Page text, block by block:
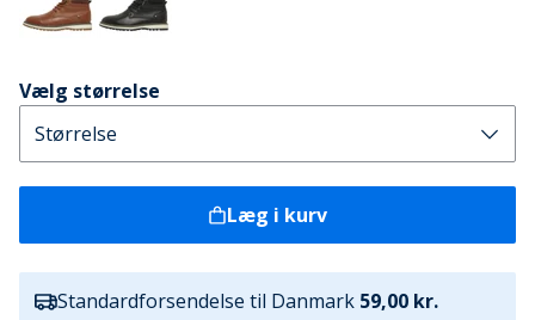
Vælg størrelse
Læg i kurv
Standardforsendelse til Danmark 59,00 kr.